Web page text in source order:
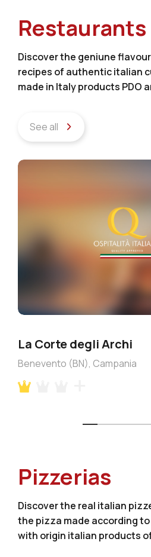
Restaurants
Discover the geniune
recipes of authentic italian
made in Italy products PDO
See all
La Corte degli Archi
Benevento (BN), Campania
Pizzerias
Discover the real italian
the pizza made according
with origin italian products